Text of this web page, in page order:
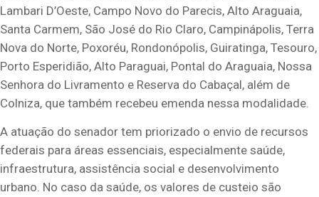
Lambari D’Oeste, Campo Novo do Parecis, Alto Araguaia,
Santa Carmem, São José do Rio Claro, Campinápolis, Terra
Nova do Norte, Poxoréu, Rondonópolis, Guiratinga, Tesouro,
Porto Esperidião, Alto Paraguai, Pontal do Araguaia, Nossa
Senhora do Livramento e Reserva do Cabaçal, além de
Colniza, que também recebeu emenda nessa modalidade.
A atuação do senador tem priorizado o envio de recursos
federais para áreas essenciais, especialmente saúde,
infraestrutura, assistência social e desenvolvimento
urbano. No caso da saúde, os valores de custeio são